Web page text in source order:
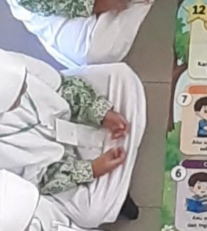
Moderasi Beragama